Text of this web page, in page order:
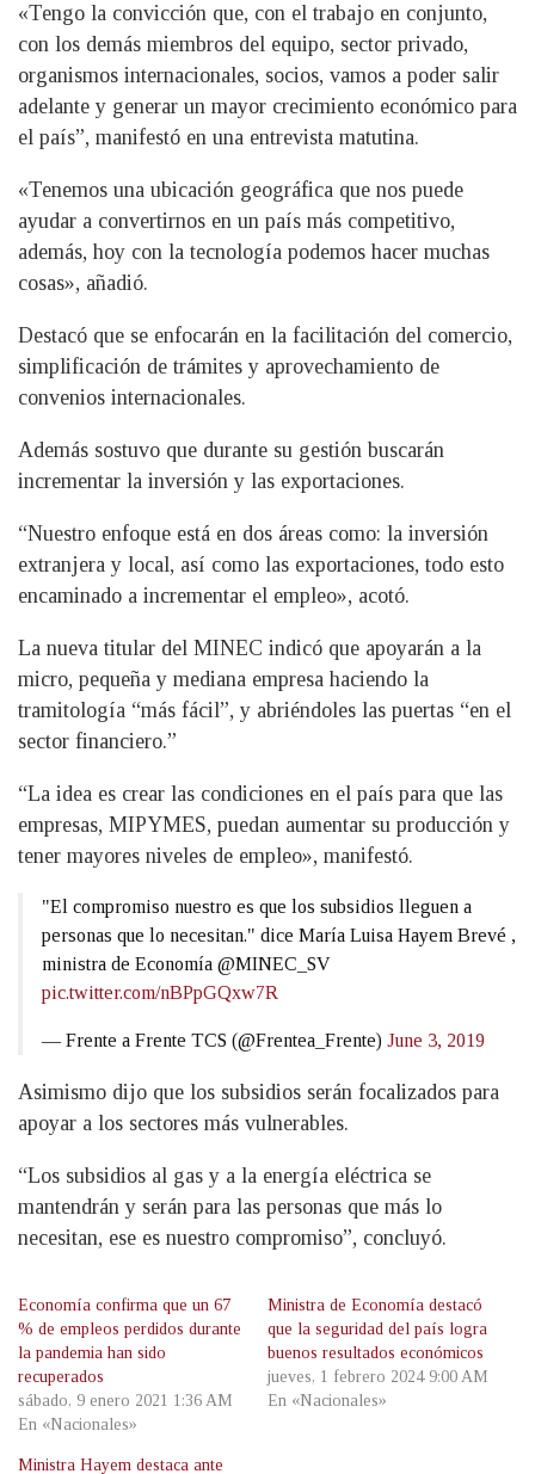
«Tengo la convicción que, con el trabajo en conjunto,
con los demás miembros del equipo, sector privado,
organismos internacionales, socios, vamos a poder salir
adelante y generar un mayor crecimiento económico para
el país”, manifestó en una entrevista matutina.
«Tenemos una ubicación geográfica que nos puede
ayudar a convertirnos en un país más competitivo,
además, hoy con la tecnología podemos hacer muchas
cosas», añadió.
Destacó que se enfocarán en la facilitación del comercio,
simplificación de trámites y aprovechamiento de
convenios internacionales.
Además sostuvo que durante su gestión buscarán
incrementar la inversión y las exportaciones.
“Nuestro enfoque está en dos áreas como: la inversión
extranjera y local, así como las exportaciones, todo esto
encaminado a incrementar el empleo», acotó.
La nueva titular del MINEC indicó que apoyarán a la
micro, pequeña y mediana empresa haciendo la
tramitología “más fácil”, y abriéndoles las puertas “en el
sector financiero.”
“La idea es crear las condiciones en el país para que las
empresas, MIPYMES, puedan aumentar su producción y
tener mayores niveles de empleo», manifestó.
"El compromiso nuestro es que los subsidios lleguen a
personas que lo necesitan." dice María Luisa Hayem Brevé ,
ministra de Economía @MINEC_SV
pic.twitter.com/nBPpGQxw7R
— Frente a Frente TCS (@Frentea_Frente) June 3, 2019
Asimismo dijo que los subsidios serán focalizados para
apoyar a los sectores más vulnerables.
“Los subsidios al gas y a la energía eléctrica se
mantendrán y serán para las personas que más lo
necesitan, ese es nuestro compromiso”, concluyó.
Economía confirma que un 67
% de empleos perdidos durante
la pandemia han sido
recuperados
sábado, 9 enero 2021 1:36 AM
En «Nacionales»
Ministra de Economía destacó
que la seguridad del país logra
buenos resultados económicos
jueves, 1 febrero 2024 9:00 AM
En «Nacionales»
Ministra Hayem destaca ante